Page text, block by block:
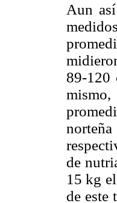
Aun
89-120
norteña
de
15 kg
de este